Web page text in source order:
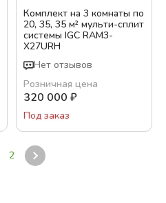
Комплект на 3 комнаты по
20, 35, 35 м² мульти-сплит
системы IGC RAM3-
X27URH
Нет отзывов
Розничная цена
320 000 ₽
Под заказ
2